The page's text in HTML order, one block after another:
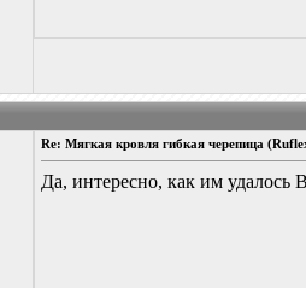
Re: Мягкая кровля гибкая черепица
Да, интересно, как им удалось